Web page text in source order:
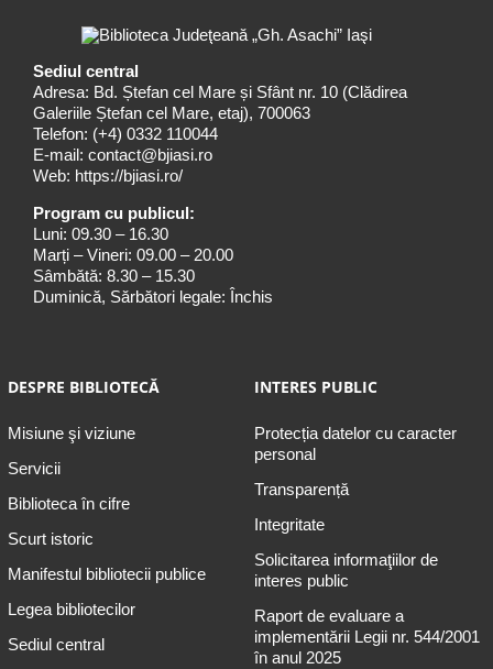
Sediul central
Adresa: Bd. Ștefan cel Mare și Sfânt nr. 10 (Clădirea
Galeriile Ștefan cel Mare, etaj), 700063
Telefon: (+4) 0332 110044
E-mail: contact@bjiasi.ro
Web: https://bjiasi.ro/
Program cu publicul:
Luni: 09.30 – 16.30
Marți – Vineri: 09.00 – 20.00
Sâmbătă: 8.30 – 15.30
Duminică, Sărbători legale: Închis
DESPRE BIBLIOTECĂ
Misiune şi viziune
Servicii
Biblioteca în cifre
Scurt istoric
Manifestul bibliotecii publice
Legea bibliotecilor
Sediul central
INTERES PUBLIC
Protecția datelor cu caracter
personal
Transparență
Integritate
Solicitarea informaţiilor de
interes public
Raport de evaluare a
implementării Legii nr. 544/2001
în anul 2025